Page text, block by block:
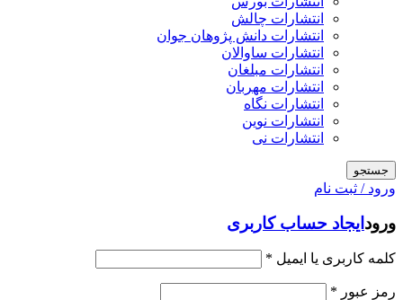
انتشارات چالش
انتشارات دانش پژوهان جوان
انتشارات ساوالان
انتشارات مبلغان
انتشارات مهربان
انتشارات نگاه
انتشارات نوین
انتشارات نی
جستجو
ورود / ثبت نام
ورود ایجاد حساب کاربری
کلمه کاربری یا ایمیل *
رمز عبور *